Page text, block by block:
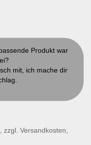
Produkt war
mit, ich mache dir
Versandkosten,